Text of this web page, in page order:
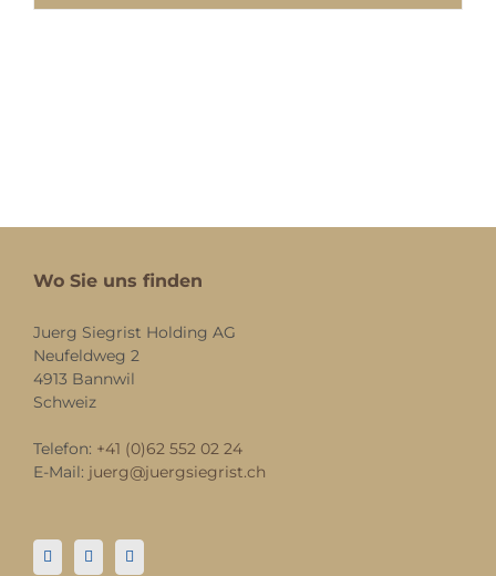
Wo Sie uns finden
Juerg Siegrist Holding AG
Neufeldweg 2
4913 Bannwil
Schweiz
Telefon: +41 (0)62 552 02 24
E-Mail: juerg@juergsiegrist.ch